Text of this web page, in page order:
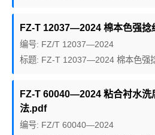
FZ-T 12037—2024 棉本色强捻
编号: FZ/T 12037—2024
标题: FZ-T 12037—2024 棉本色强
FZ-T 60040—2024 粘合衬水洗
法.pdf
编号: FZ/T 60040—2024